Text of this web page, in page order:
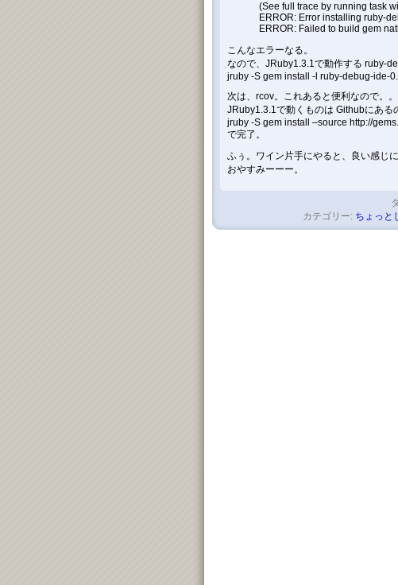
(See full trace by running task
ERROR: Error installing ruby-
ERROR: Failed to build gem
こんなエラーなる。
なので、JRuby1.3.1で動作する ruby-
jruby -S gem install -l ruby-debug-ide-
次は、rcov。これあると便利なので。
JRuby1.3.1で動くものは Githubにある
jruby -S gem install –source http://
で完了。
ふぅ。ワイン片手にやると、良い感じ
おやすみーーー。
カテゴリー: ちょっと